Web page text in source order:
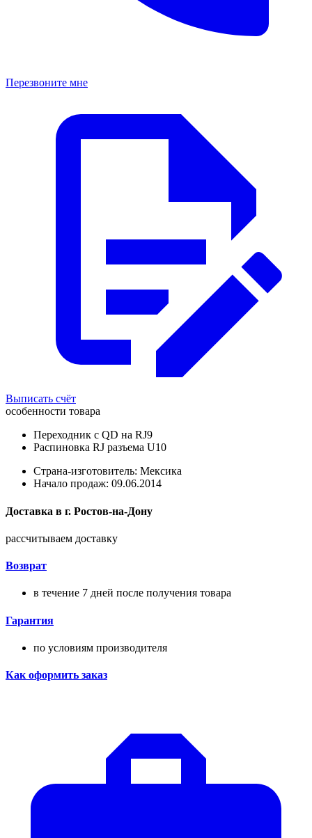
Перезвоните мне
Выписать счёт
особенности товара
Переходник с QD на RJ9
Распиновка RJ разъема U10
Страна-изготовитель: Мексика
Начало продаж: 09.06.2014
Доставка в г. Ростов-на-Дону
рассчитываем доставку
Возврат
в течение 7 дней после получения товара
Гарантия
по условиям производителя
Как оформить заказ